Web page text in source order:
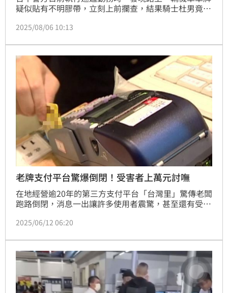
疑似貼有不明膠帶，立刻上前攔查，結果騎士杜男竟開
給警察追，但最後還是被逮個正著。原來杜男誤以為自
罰金飆破18萬元。
2025/08/06 10:13
老牌支付平台驚爆倒閉！受害者上萬元討嘸
在地經營逾20年的第三方支付平台「台灣里」驚傳老闆
跑路倒閉，消息一出讓許多使用者震驚，甚至還有受害
2025/06/12 06:20